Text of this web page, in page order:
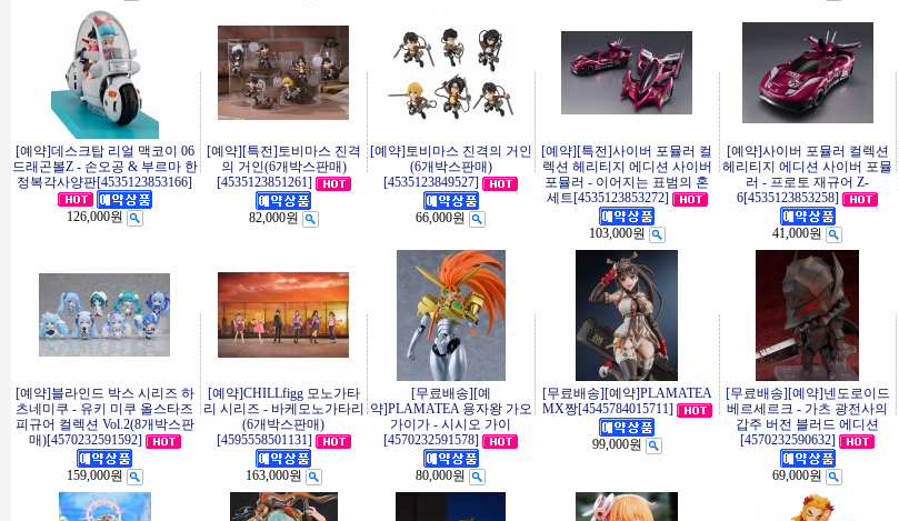
[예약]데스크탑 리얼 맥코이 06
드래곤볼Z - 손오공 & 부르마 한
정복각사양판[4535123853166]
126,000원
[예약][특전]토비마스 진격
의 거인(6개박스판매)
[4535123851261]
82,000원
[예약]토비마스 진격의 거인
(6개박스판매)
[4535123849527]
66,000원
[예약][특전]사이버 포뮬러 컬
렉션 헤리티지 에디션 사이버
포뮬러 - 이어지는 표범의 혼
세트[4535123853272]
103,000원
[예약]사이버 포뮬러 컬렉션
헤리티지 에디션 사이버 포뮬
러 - 프로토 재규어 Z-
6[4535123853258]
41,000원
[예약]블라인드 박스 시리즈 하
츠네미쿠 - 유키 미쿠 올스타즈
피규어 컬렉션 Vol.2(8개박스판
매)[4570232591592]
159,000원
[예약]CHILLfigg 모노가타
리 시리즈 - 바케모노가타리
(6개박스판매)
[4595558501131]
163,000원
[무료배송][예
약]PLAMATEA 용자왕 가오
가이가 - 시시오 가이
[4570232591578]
80,000원
[무료배송][예약]PLAMATEA
MX짱[4545784015711]
99,000원
[무료배송][예약]넨도로이드
베르세르크 - 가츠 광전사의
갑주 버전 블러드 에디션
[4570232590632]
69,000원